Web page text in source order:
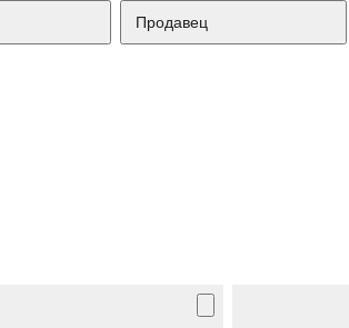
Продавец